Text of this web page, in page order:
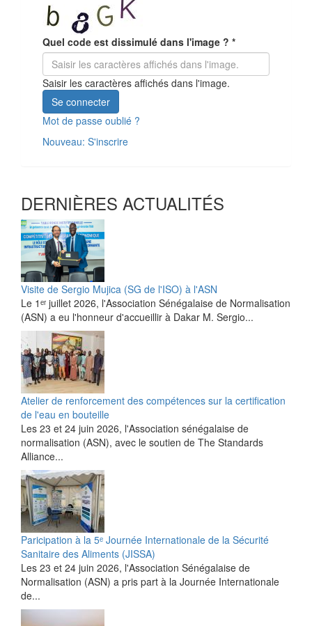
Quel code est dissimulé dans l'image ? *
Saisir les caractères affichés dans l'image.
Se connecter
Mot de passe oublié ?
Nouveau: S'inscrire
DERNIÈRES ACTUALITÉS
Visite de Sergio Mujica (SG de l'ISO) à l'ASN
Le 1ᵉʳ juillet 2026, l'Association Sénégalaise de Normalisation
(ASN) a eu l'honneur d'accueillir à Dakar M. Sergio...
Atelier de renforcement des compétences sur la certification
de l'eau en bouteille
Les 23 et 24 juin 2026, l'Association sénégalaise de
normalisation (ASN), avec le soutien de The Standards
Alliance...
Paricipation à la 5ᵉ Journée Internationale de la Sécurité
Sanitaire des Aliments (JISSA)
‎Les 23 et 24 juin 2026, l'Association Sénégalaise de
Normalisation (ASN) a pris part à la Journée Internationale
de...